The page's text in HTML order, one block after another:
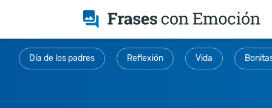
Día de los padres Reflexión Vida